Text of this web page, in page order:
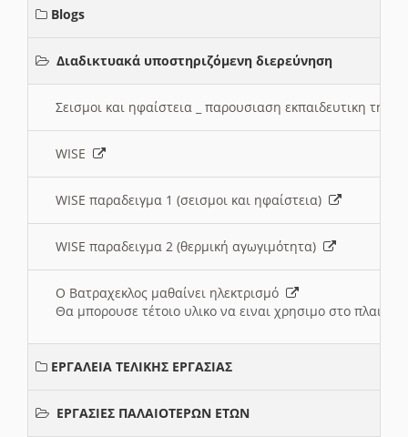
Blogs
Διαδικτυακά υποστηριζόμενη διερεύνηση
Σεισμοι και ηφαίστεια _ παρουσιαση εκπαιδευτικη
WISE
WISE παραδειγμα 1 (σεισμοι και ηφαίστεια)
WISE παραδειγμα 2 (θερμική αγωγιμότητα)
Ο Βατραχεκλος μαθαίνει ηλεκτρισμό
Θα μπορουσε τέτοιο υλικο να ειναι χρησιμο στο
ΕΡΓΑΛΕΙΑ ΤΕΛΙΚΗΣ ΕΡΓΑΣΙΑΣ
ΕΡΓΑΣΙΕΣ ΠΑΛΑΙΟΤΕΡΩΝ ΕΤΩΝ